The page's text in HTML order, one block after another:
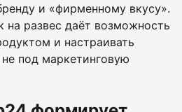
и «фирменному вкусу».
на развес даёт возможность
и настраивать
не под маркетинговую